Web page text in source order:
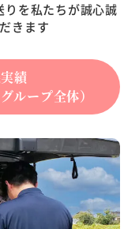
を私たちが誠心誠
きます
績
ループ全体）